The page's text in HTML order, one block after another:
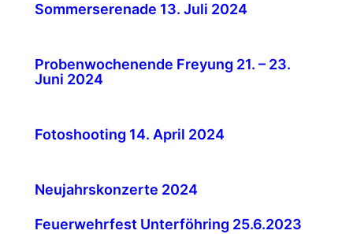
Sommerserenade 13. Juli 2024
Probenwochenende Freyung 21. – 23.
Juni 2024
Fotoshooting 14. April 2024
Neujahrskonzerte 2024
Feuerwehrfest Unterföhring 25.6.2023